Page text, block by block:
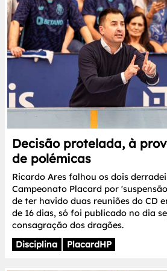
Decisão protelada, à
de polémicas
Ricardo Ares falhou os dois
Campeonato Placard por
de ter havido duas reuniões do CD
de 16 dias, só foi publicado no dia
consagração dos dragões.
Disciplina
PlacardHP